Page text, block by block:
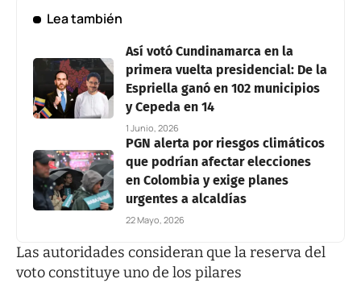
Lea también
Así votó Cundinamarca en la
primera vuelta presidencial: De la
Espriella ganó en 102 municipios
y Cepeda en 14
1 Junio, 2026
PGN alerta por riesgos climáticos
que podrían afectar elecciones
en Colombia y exige planes
urgentes a alcaldías
22 Mayo, 2026
Las autoridades consideran que la reserva del
voto constituye uno de los pilares